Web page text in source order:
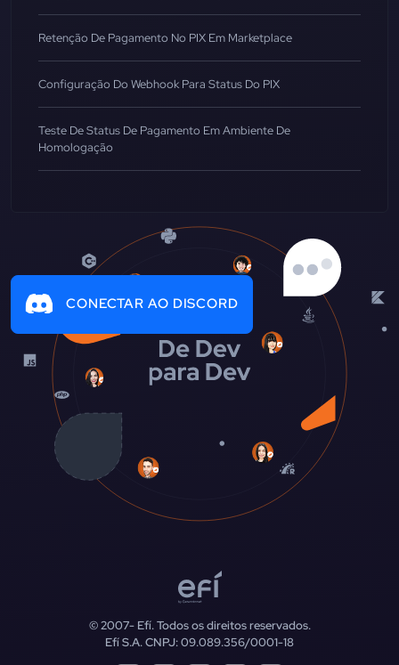
Retenção De Pagamento No PIX Em Marketplace
Configuração Do Webhook Para Status Do PIX
Teste De Status De Pagamento Em Ambiente De
Homologação
CONECTAR AO DISCORD
© 2007-Efí. Todos os direitos reservados.
Efí S.A. CNPJ: 09.089.356/0001-18